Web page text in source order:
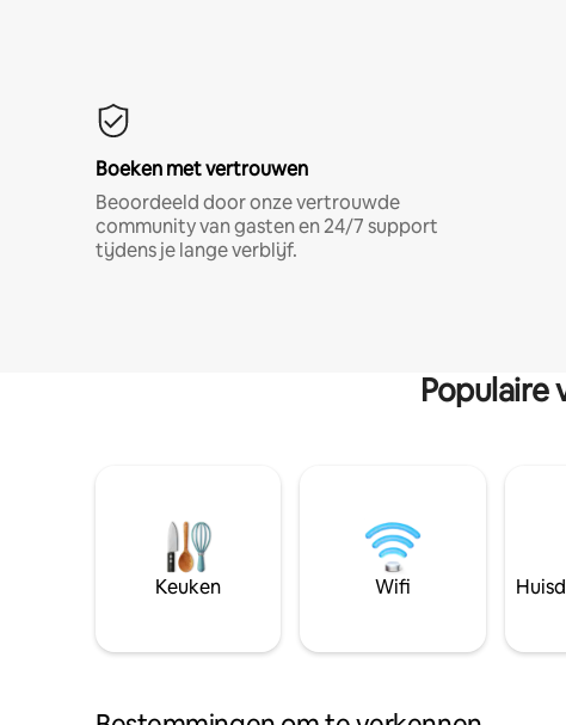
Boeken met vertrouwen
Beoordeeld door onze vertrouwde
community van gasten en 24/7 support
tijdens je lange verblijf.
Populaire
Keuken Wifi